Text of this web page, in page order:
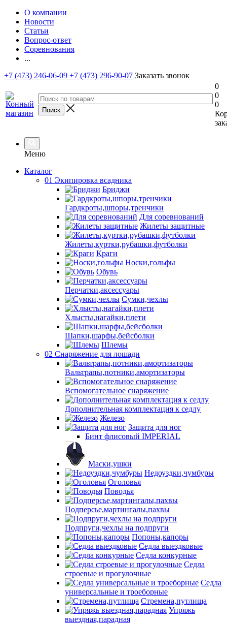
О компании
Новости
Статьи
Вопрос-ответ
Соревнования
...
+7 (473) 246-06-09 +7 (473) 296-90-07 Заказать звонок
0
0
0
Меню
Каталог
01 Экипировка всадника
Бриджи
Гардкроты,шпоры,тренчики
Для соревнований
Жилеты защитные
Жилеты,куртки,рубашки,футболки
Краги
Носки,гольфы
Обувь
Перчатки,аксессуары
Сумки,чехлы
Хлысты,нагайки,плети
Шапки,шарфы,бейсболки
Шлемы
02 Снаряжение для лошади
Вальтрапы,потники,амортизаторы
Вспомогательное снаряжение
Дополнительная комплектация к седлу
Железо
Защита для ног
Бинт флисовый IMPERIAL
Маски,ушки
Недоуздки,чумбуры
Оголовья
Поводья
Подперсье,мартингалы,пахвы
Подпруги,чехлы на подпруги
Попоны,капоры
Седла выездковые
Седла конкурные
Седла
строевые и прогулочные
Седла
универсальные и троеборные
Стремена,путлища
Упряжь
выездная,парадная